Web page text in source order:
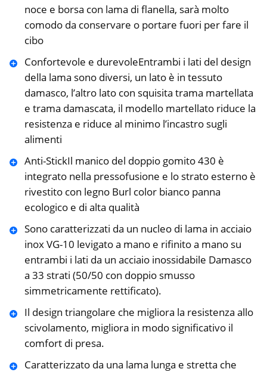
noce e borsa con lama di flanella, sarà molto
comodo da conservare o portare fuori per fare il
cibo
Confortevole e durevoleEntrambi i lati del design
della lama sono diversi, un lato è in tessuto
damasco, l’altro lato con squisita trama martellata
e trama damascata, il modello martellato riduce la
resistenza e riduce al minimo l’incastro sugli
alimenti
Anti-StickIl manico del doppio gomito 430 è
integrato nella pressofusione e lo strato esterno è
rivestito con legno Burl color bianco panna
ecologico e di alta qualità
Sono caratterizzati da un nucleo di lama in acciaio
inox VG-10 levigato a mano e rifinito a mano su
entrambi i lati da un acciaio inossidabile Damasco
a 33 strati (50/50 con doppio smusso
simmetricamente rettificato).
Il design triangolare che migliora la resistenza allo
scivolamento, migliora in modo significativo il
comfort di presa.
Caratterizzato da una lama lunga e stretta che